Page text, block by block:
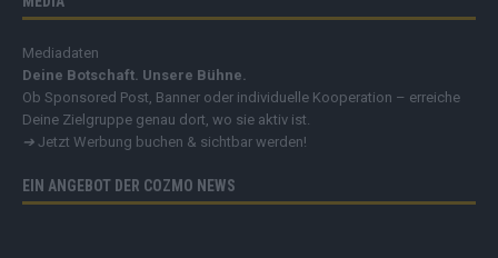
Mediadaten
Deine Botschaft. Unsere Bühne.
Ob Sponsored Post, Banner oder individuelle Kooperation – erreiche
Deine Zielgruppe genau dort, wo sie aktiv ist.
➔ Jetzt Werbung buchen & sichtbar werden!
EIN ANGEBOT DER COZMO NEWS